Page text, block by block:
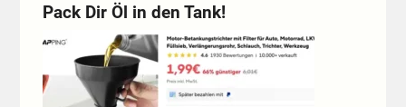
Pack Dir Öl in den Tank!